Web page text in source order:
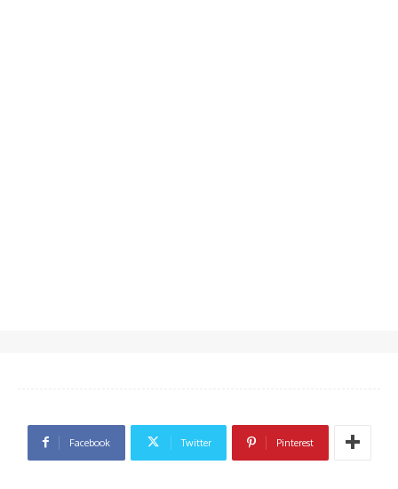
Facebook Twitter Pinterest